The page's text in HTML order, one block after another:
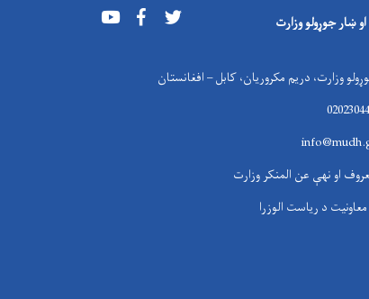
ښار جوړولو وزارت Youtube Facebook
وزارت، دریم مکروریان، کابل – افغانستان
i
او نهې عن المنکر وزارت
د ریاست الوزرا